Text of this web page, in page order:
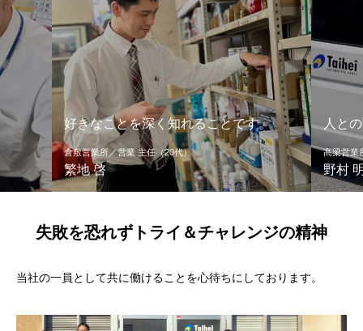
好きなことを深く知れることです。
倉敷営業所／営業 主任（20代）
繁地 啓
人と
高梁営業
野村
失敗を恐れずトライ＆チャレンジの精神
当社の一員として共に働けることを心待ちにしております。